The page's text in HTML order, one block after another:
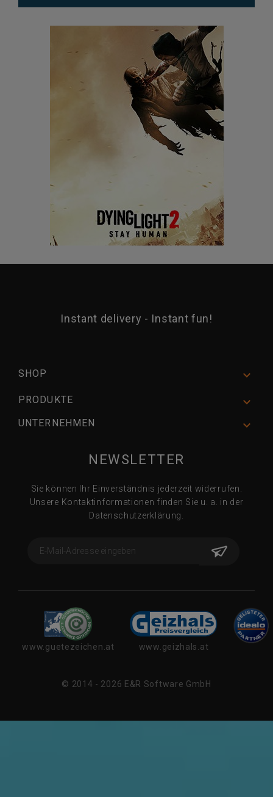
Instant delivery - Instant fun!
SHOP 
PRODUKTE 
UNTERNEHMEN 
NEWSLETTER
Sie können Ihr Einverständnis jederzeit widerrufen.
Unsere Kontaktinformationen finden Sie u. a. in der
Datenschutzerklärung.
www.guetezeichen.at www.geizhals.at
© 2014 - 2026 E&R Software GmbH